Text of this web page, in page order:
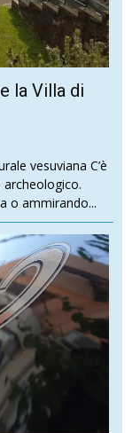
la Villa di
vesuviana C’è
o ammirando...